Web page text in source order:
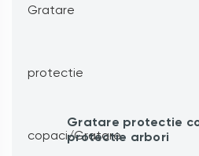
Gratare protectie
protectie arbori